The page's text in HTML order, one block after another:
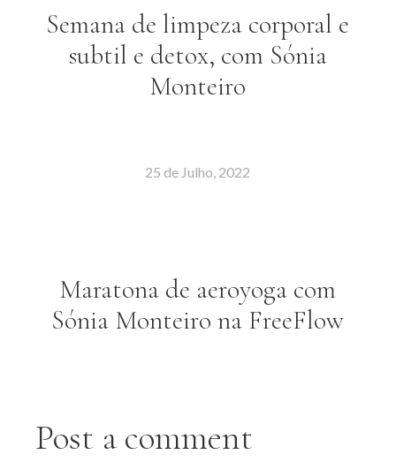
Semana de limpeza corporal e
subtil e detox, com Sónia
Monteiro
25 de Julho, 2022
Maratona de aeroyoga com
Sónia Monteiro na FreeFlow
Post a comment